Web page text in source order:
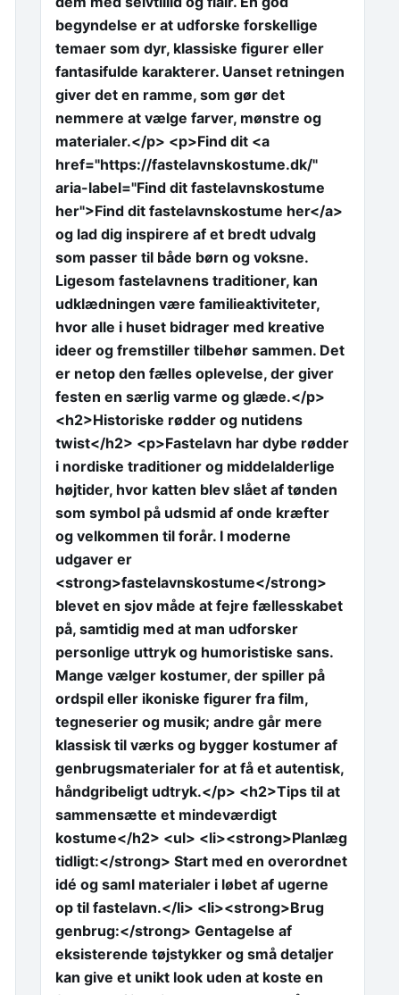
begyndelse er at udforske forskellige
temaer som dyr, klassiske figurer eller
fantasifulde karakterer. Uanset retningen
giver det en ramme, som gør det
nemmere at vælge farver, mønstre og
materialer.</p> <p>Find dit <a
href="https://fastelavnskostume.dk/"
aria-label="Find dit fastelavnskostume
her">Find dit fastelavnskostume her</a>
og lad dig inspirere af et bredt udvalg
som passer til både børn og voksne.
Ligesom fastelavnens traditioner, kan
udklædningen være familieaktiviteter,
hvor alle i huset bidrager med kreative
ideer og fremstiller tilbehør sammen. Det
er netop den fælles oplevelse, der giver
festen en særlig varme og glæde.</p>
<h2>Historiske rødder og nutidens
twist</h2> <p>Fastelavn har dybe rødder
i nordiske traditioner og middelalderlige
højtider, hvor katten blev slået af tønden
som symbol på udsmid af onde kræfter
og velkommen til forår. I moderne
udgaver er
<strong>fastelavnskostume</strong>
blevet en sjov måde at fejre fællesskabet
på, samtidig med at man udforsker
personlige uttryk og humoristiske sans.
Mange vælger kostumer, der spiller på
ordspil eller ikoniske figurer fra film,
tegneserier og musik; andre går mere
klassisk til værks og bygger kostumer af
genbrugsmaterialer for at få et autentisk,
håndgribeligt udtryk.</p> <h2>Tips til at
sammensætte et mindeværdigt
kostume</h2> <ul> <li><strong>Planlæg
tidligt:</strong> Start med en overordnet
idé og saml materialer i løbet af ugerne
op til fastelavn.</li> <li><strong>Brug
genbrug:</strong> Gentagelse af
eksisterende tøjstykker og små detaljer
kan give et unikt look uden at koste en